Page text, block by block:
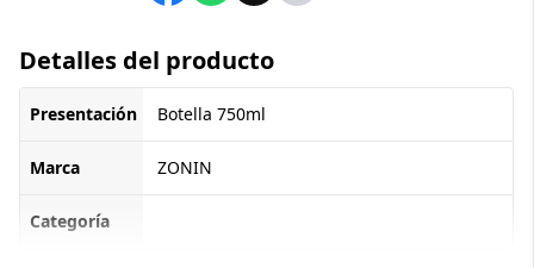
Detalles del producto
Presentación Botella 750ml
Marca ZONIN
Categoría